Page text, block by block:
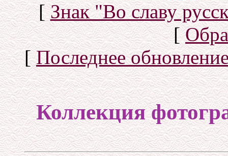
[Знак "Во славу
[
[Последнее
Коллекция